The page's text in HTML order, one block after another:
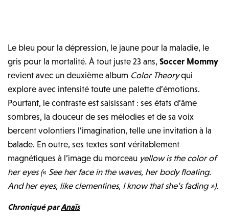
Le bleu pour la dépression, le jaune pour la maladie, le
gris pour la mortalité. À tout juste 23 ans,Soccer Mommy
revient avec un deuxième album Color Theoryqui
explore avec intensité toute une palette d’émotions.
Pourtant, le contraste est saisissant : ses états d’âme
sombres, la douceur de ses mélodies et de sa voix
bercent volontiers l’imagination, telle une invitation à la
balade. En outre, ses textes sont véritablement
magnétiques à l’image du morceau yellow is the color of
her eyes (« See her face in the waves, her body floating.
And her eyes, like clementines, I know that she’s fading »).
Chroniqué parAnaïs